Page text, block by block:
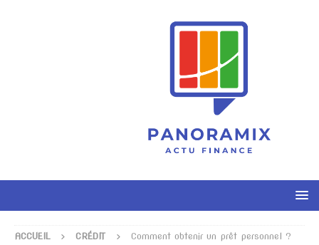
ACCUEIL CRÉDIT Comment obtenir un prêt personnel ?